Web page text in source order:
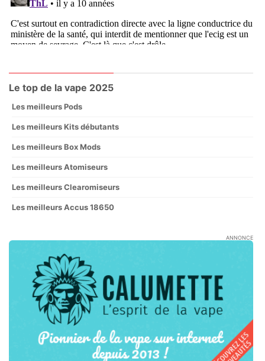
Le top de la vape 2025
Les meilleurs Pods
Les meilleurs Kits débutants
Les meilleurs Box Mods
Les meilleurs Atomiseurs
Les meilleurs Clearomiseurs
Les meilleurs Accus 18650
ANNONCE